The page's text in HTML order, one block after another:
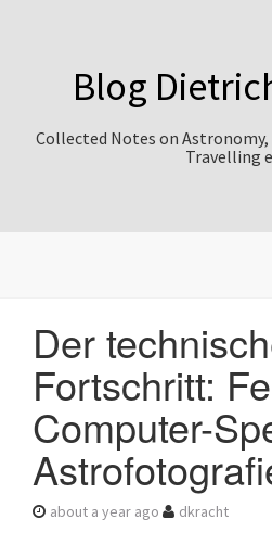
Blog
Collected Notes on
Travelling
Der
Fortschritt:
Computer-
about a year ago dkracht